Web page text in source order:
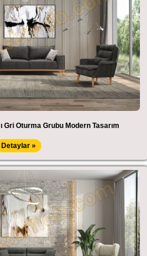
Gri Oturma Grubu Modern Tasarım
Detaylar »